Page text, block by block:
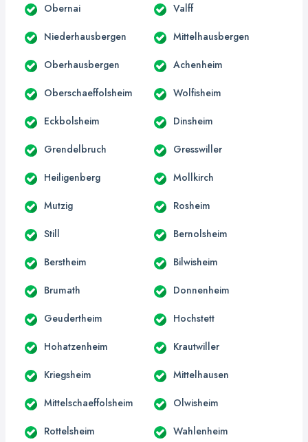
Obernai Valff
Niederhausbergen Mittelhausbergen
Oberhausbergen Achenheim
Oberschaeffolsheim Wolfisheim
Eckbolsheim Dinsheim
Grendelbruch Gresswiller
Heiligenberg Mollkirch
Mutzig Rosheim
Still Bernolsheim
Berstheim Bilwisheim
Brumath Donnenheim
Geudertheim Hochstett
Hohatzenheim Krautwiller
Kriegsheim Mittelhausen
Mittelschaeffolsheim Olwisheim
Rottelsheim Wahlenheim